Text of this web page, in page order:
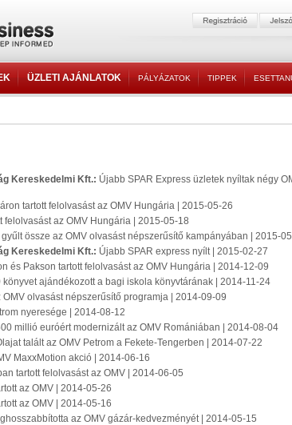
ÜZLETI AJÁNLATOK PÁLYÁZATOK TIPPEK
Kereskedelmi Kft.: Újabb SPAR Express üzletek nyíltak négy
tartott felolvasást az OMV Hungária | 2015-05-26
felolvasást az OMV Hungária | 2015-05-18
össze az OMV olvasást népszerűsítő kampányában | 2015-
Kereskedelmi Kft.: Újabb SPAR express nyílt | 2015-02-27
és Pakson tartott felolvasást az OMV Hungária | 2014-12-09
könyvet ajándékozott a bagi iskola könyvtárának | 2014-11-24
OMV olvasást népszerűsítő programja | 2014-09-09
nyeresége | 2014-08-12
millió euróért modernizált az OMV Romániában | 2014-08-04
talált az OMV Petrom a Fekete-Tengerben | 2014-07-22
MaxxMotion akció | 2014-06-16
tartott felolvasást az OMV | 2014-06-05
az OMV | 2014-05-26
az OMV | 2014-05-16
az OMV gázár-kedvezményét | 2014-05-15